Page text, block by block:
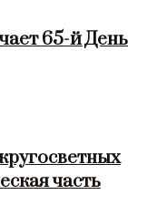
65-й День
часть